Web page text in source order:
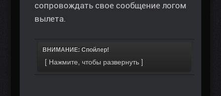
сопровождать свое сообщение логом
вылета.
ВНИМАНИЕ: Спойлер!